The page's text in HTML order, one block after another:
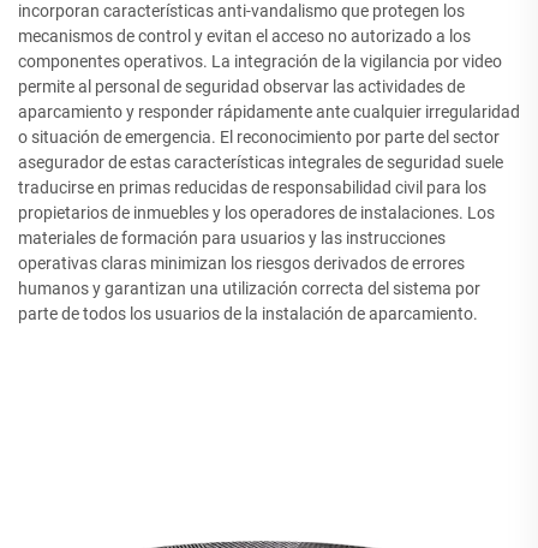
incorporan características anti-vandalismo que protegen los
mecanismos de control y evitan el acceso no autorizado a los
componentes operativos. La integración de la vigilancia por video
permite al personal de seguridad observar las actividades de
aparcamiento y responder rápidamente ante cualquier irregularidad
o situación de emergencia. El reconocimiento por parte del sector
asegurador de estas características integrales de seguridad suele
traducirse en primas reducidas de responsabilidad civil para los
propietarios de inmuebles y los operadores de instalaciones. Los
materiales de formación para usuarios y las instrucciones
operativas claras minimizan los riesgos derivados de errores
humanos y garantizan una utilización correcta del sistema por
parte de todos los usuarios de la instalación de aparcamiento.